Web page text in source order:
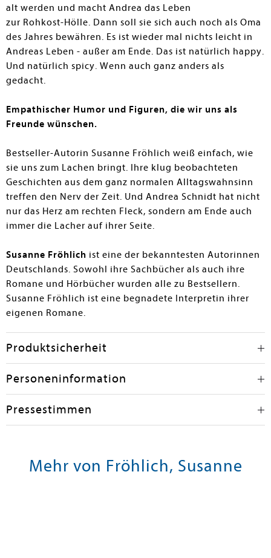
alt werden und macht Andrea das Leben
zur Rohkost-Hölle. Dann soll sie sich auch noch als Oma
des Jahres bewähren. Es ist wieder mal nichts leicht in
Andreas Leben - außer am Ende. Das ist natürlich happy.
Und natürlich spicy. Wenn auch ganz anders als
gedacht.
Empathischer Humor und Figuren, die wir uns als
Freunde wünschen.
Bestseller-Autorin Susanne Fröhlich weiß einfach, wie
sie uns zum Lachen bringt. Ihre klug beobachteten
Geschichten aus dem ganz normalen Alltagswahnsinn
treffen den Nerv der Zeit. Und Andrea Schnidt hat nicht
nur das Herz am rechten Fleck, sondern am Ende auch
immer die Lacher auf ihrer Seite.
Susanne Fröhlich ist eine der bekanntesten Autorinnen
Deutschlands. Sowohl ihre Sachbücher als auch ihre
Romane und Hörbücher wurden alle zu Bestsellern.
Susanne Fröhlich ist eine begnadete Interpretin ihrer
eigenen Romane.
Produktsicherheit
Personeninformation
Pressestimmen
Mehr von Fröhlich, Susanne